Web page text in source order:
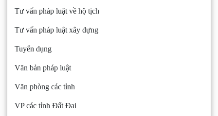
Tư vấn pháp luật về hộ tịch
Tư vấn pháp luật xây dựng
Tuyển dụng
Văn bản pháp luật
Văn phòng các tỉnh
VP các tỉnh Đất Đai